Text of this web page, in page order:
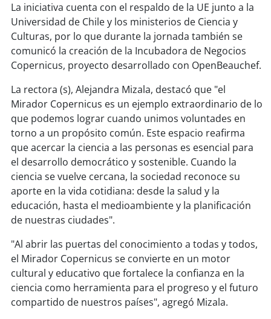
La iniciativa cuenta con el respaldo de la UE junto a la
Universidad de Chile y los ministerios de Ciencia y
Culturas, por lo que durante la jornada también se
comunicó la creación de la Incubadora de Negocios
Copernicus, proyecto desarrollado con OpenBeauchef.
La rectora (s), Alejandra Mizala, destacó que "el
Mirador Copernicus es un ejemplo extraordinario de lo
que podemos lograr cuando unimos voluntades en
torno a un propósito común. Este espacio reafirma
que acercar la ciencia a las personas es esencial para
el desarrollo democrático y sostenible. Cuando la
ciencia se vuelve cercana, la sociedad reconoce su
aporte en la vida cotidiana: desde la salud y la
educación, hasta el medioambiente y la planificación
de nuestras ciudades".
"Al abrir las puertas del conocimiento a todas y todos,
el Mirador Copernicus se convierte en un motor
cultural y educativo que fortalece la confianza en la
ciencia como herramienta para el progreso y el futuro
compartido de nuestros países", agregó Mizala.